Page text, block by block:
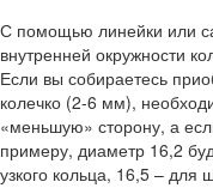
С помощью линейки или
внутренней окружности
Если вы собираетесь
колечко (2-6 мм),
«меньшую» сторону, а
примеру, диаметр 16,2
узкого кольца, 16,5 – для